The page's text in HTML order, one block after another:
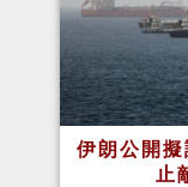
伊朗公開
止